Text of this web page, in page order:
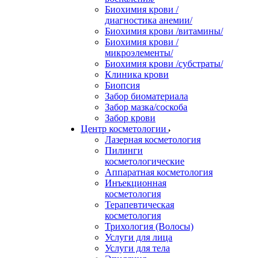
Биохимия крови /
диагностика анемии/
Биохимия крови /витамины/
Биохимия крови /
микроэлементы/
Биохимия крови /субстраты/
Клиника крови
Биопсия
Забор биоматериала
Забор мазка/соскоба
Забор крови
Центр косметологии
Лазерная косметология
Пилинги
косметологические
Аппаратная косметология
Инъекционная
косметология
Терапевтическая
косметология
Трихология (Волосы)
Услуги для лица
Услуги для тела